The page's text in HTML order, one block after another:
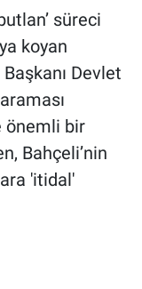
süreci
koyan
Devlet
önemli bir
Bahçeli’nin
'itidal'